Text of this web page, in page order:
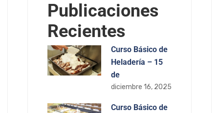
Publicaciones
Recientes
Curso Básico de
Heladería – 15
de
diciembre 16, 2025
Curso Básico de